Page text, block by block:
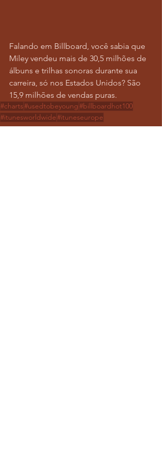
Falando em Billboard, você sabia que
Miley vendeu mais de 30,5 milhões de
álbuns e trilhas sonoras durante sua
carreira, só nos Estados Unidos? São
15,9 milhões de vendas puras.
#charts#usedtobeyoung#billboardhot100
#itunesworldwide#ituneseurope
Notícias